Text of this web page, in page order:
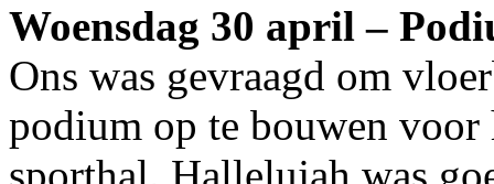
Woensdag 30 april –
Ons was gevraagd om
podium op te bouwen
sporthal. Hallelujah was